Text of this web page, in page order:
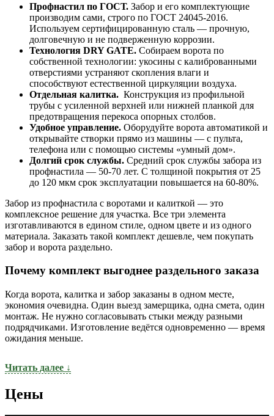
Профнастил по ГОСТ. Забор и его комплектующие
производим сами, строго по ГОСТ 24045-2016.
Используем сертифицированную сталь — прочную,
долговечную и не подверженную коррозии.
Технология DRY GATE. Собираем ворота по
собственной технологии: укосины с калиброванными
отверстиями устраняют скопления влаги и
способствуют естественной циркуляции воздуха.
Отдельная калитка. Конструкция из профильной
трубы с усиленной верхней или нижней планкой для
предотвращения перекоса опорных столбов.
Удобное управление. Оборудуйте ворота автоматикой и
открывайте створки прямо из машины — с пульта,
телефона или с помощью системы «умный дом».
Долгий срок службы. Средний срок службы забора из
профнастила — 50-70 лет. С толщиной покрытия от 25
до 120 мкм срок эксплуатации повышается на 60-80%.
Забор из профнастила с воротами и калиткой — это
комплексное решение для участка. Все три элемента
изготавливаются в едином стиле, одном цвете и из одного
материала. Заказать такой комплект дешевле, чем покупать
забор и ворота раздельно.
Почему комплект выгоднее раздельного заказа
Когда ворота, калитка и забор заказаны в одном месте,
экономия очевидна. Один выезд замерщика, одна смета, один
монтаж. Не нужно согласовывать стыки между разными
подрядчиками. Изготовление ведётся одновременно — время
ожидания меньше.
Читать далее ↓
Цены